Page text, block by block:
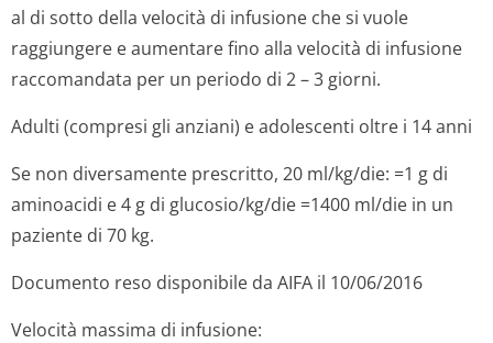
al di sotto della velocità di infusione che si vuole
raggiungere e aumentare fino alla velocità di infusione
raccomandata per un periodo di 2 – 3 giorni.
Adulti (compresi gli anziani) e adolescenti oltre i 14 anni
Se non diversamente prescritto, 20 ml/kg/die: =1 g di
aminoacidi e 4 g di glucosio/kg/die =1400 ml/die in un
paziente di 70 kg.
Documento reso disponibile da AIFA il 10/06/2016
Velocità massima di infusione: